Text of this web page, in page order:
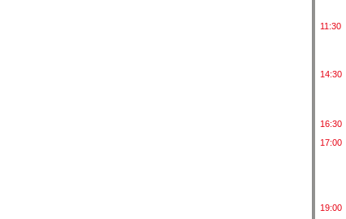
11:30
14:30
16:30
17:00
19:00